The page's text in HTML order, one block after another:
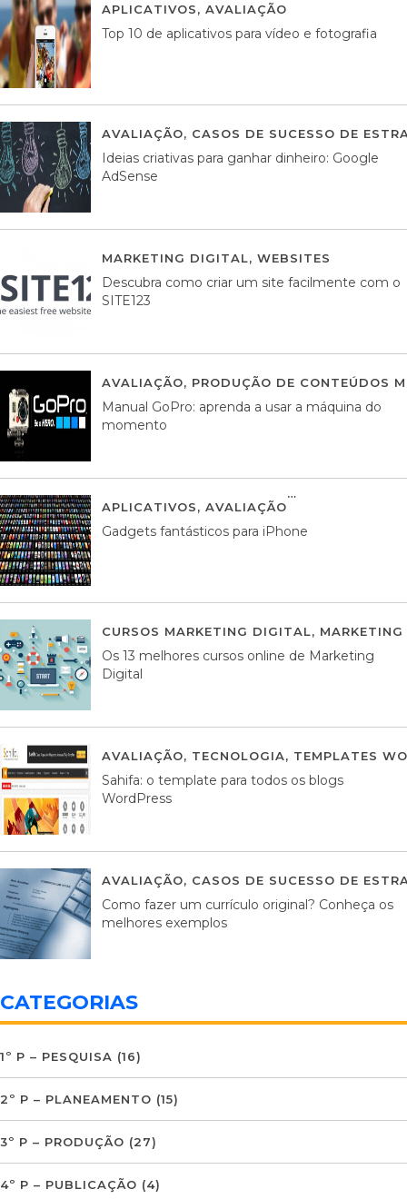
APLICATIVOS, AVALIAÇÃO
Top 10 de aplicativos para vídeo e fotografia
AVALIAÇÃO, CASOS DE SUCESSO DE
Ideias criativas para ganhar dinheiro: Google
AdSense
MARKETING DIGITAL, WEBSITES
Descubra como criar um site facilmente com o
SITE123
AVALIAÇÃO, PRODUÇÃO DE CONTEÚDOS
Manual GoPro: aprenda a usar a máquina do
momento
APLICATIVOS, AVALIAÇÃO
Gadgets fantásticos para iPhone
CURSOS MARKETING DIGITAL,
Os 13 melhores cursos online de Marketing
Digital
AVALIAÇÃO, TECNOLOGIA, TEMPLATES
Sahifa: o template para todos os blogs
WordPress
AVALIAÇÃO, CASOS DE SUCESSO DE
Como fazer um currículo original? Conheça os
melhores exemplos
CATEGORIAS
1º P – PESQUISA (16)
2º P – PLANEAMENTO (15)
3º P – PRODUÇÃO (27)
4º P – PUBLICAÇÃO (4)